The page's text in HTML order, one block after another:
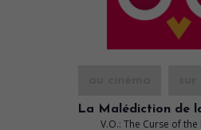
La Malédiction de
V.O.: The Curse of